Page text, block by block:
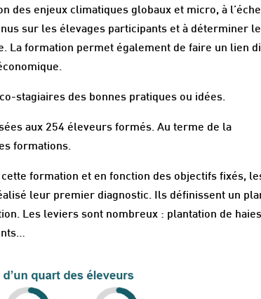
des enjeux climatiques globaux et micro, à
sur les élevages participants et à déterminer
La formation permet également de faire un lien
stagiaires des bonnes pratiques ou idées.
aux 254 éleveurs formés. Au terme de la
formations.
cette formation et en fonction des objectifs fixés,
leur premier diagnostic. Ils définissent un
Les leviers sont nombreux : plantation de